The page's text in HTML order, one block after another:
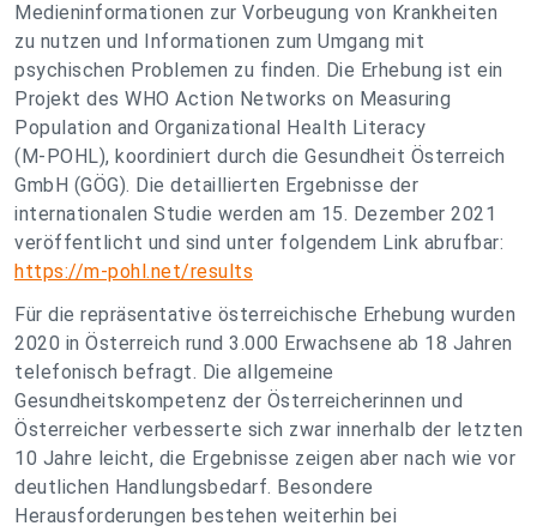
Medieninformationen zur Vorbeugung von Krankheiten
zu nutzen und Informationen zum Umgang mit
psychischen Problemen zu finden. Die Erhebung ist ein
Projekt des WHO Action Networks on Measuring
Population and Organizational Health Literacy
(M‑POHL), koordiniert durch die Gesundheit Österreich
GmbH (GÖG). Die detaillierten Ergebnisse der
internationalen Studie werden am 15. Dezember 2021
veröffentlicht und sind unter folgendem Link abrufbar:
https://m-pohl.net/results
Für die repräsentative österreichische Erhebung wurden
2020 in Österreich rund 3.000 Erwachsene ab 18 Jahren
telefonisch befragt. Die allgemeine
Gesundheitskompetenz der Österreicherinnen und
Österreicher verbesserte sich zwar innerhalb der letzten
10 Jahre leicht, die Ergebnisse zeigen aber nach wie vor
deutlichen Handlungsbedarf. Besondere
Herausforderungen bestehen weiterhin bei